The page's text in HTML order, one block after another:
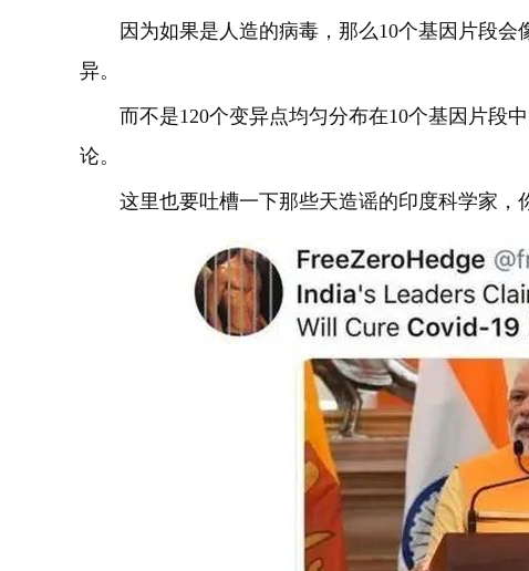
因为如果是人造的病毒，那么10个基因片段
异。
而不是120个变异点均匀分布在10个基因片段
论。
这里也要吐槽一下那些天造谣的印度科学家，